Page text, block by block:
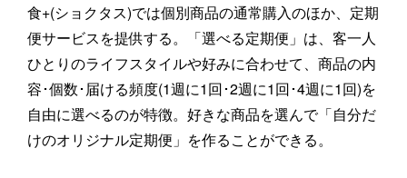
食+(ショクタス)では個別商品の通常購入のほか、定期
便サービスを提供する。「選べる定期便」は、客一人
ひとりのライフスタイルや好みに合わせて、商品の内
容･個数･届ける頻度(1週に1回･2週に1回･4週に1回)を
自由に選べるのが特徴。好きな商品を選んで「自分だ
けのオリジナル定期便」を作ることができる。